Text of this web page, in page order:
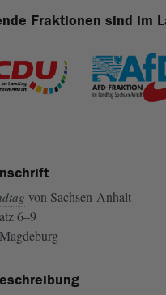
Fraktionen sind im
von Sachsen-Anhalt
6–9